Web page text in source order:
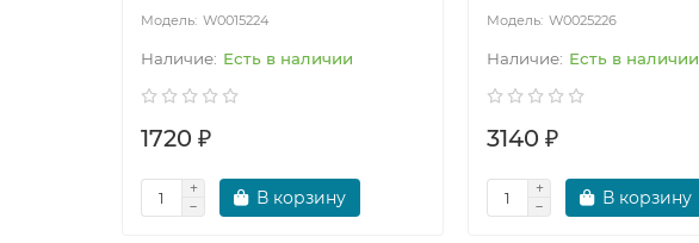
W0015224
Есть в наличии
1720 ₽
В корзину
W0025226
Есть в наличии
3140 ₽
В корзину